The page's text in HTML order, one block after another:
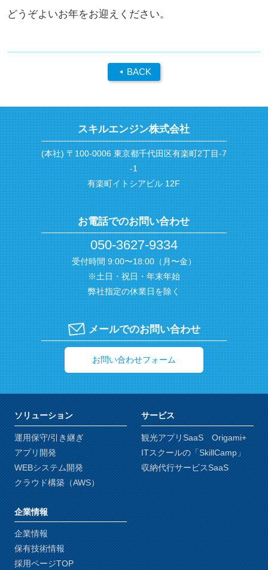
どうぞよいお年をお迎えください。
BACK
スキルエンジン株式会社
(本社) 〒100-0006 東京都千代田区有楽町2丁目-7
-1
有楽町イトシアビル 12F
お電話でのお問い合わせ
050-3627-9334
受付時間 9:00〜18:00（月〜金）
※土日・祝日・年末年始
弊社指定の休業日を除く
メールでのお問い合わせ
お問い合わせフォーム
ソリューション
運用保守/引き継ぎ
アプリ開発
WEBシステム開発
クラウド構築（AWS）
サービス
観光アプリSaaS Origami+
ITスクールの「SkillCamp」
収納代行サービスSaaS
企業情報
企業情報
保有技術情報
採用ページTOP